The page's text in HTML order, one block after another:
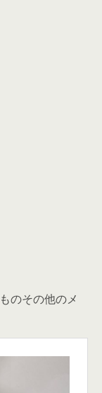
ものその他のメ